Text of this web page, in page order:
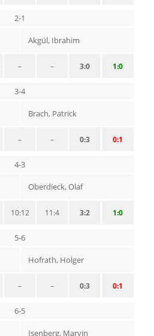
2-1
Akgül, Ibrahim
1:0
3:0
–
–
3-4
Brach, Patrick
0:1
0:3
–
–
4-3
Oberdieck, Olaf
1:0
3:2
11:4
10:12
5-6
Hofrath, Holger
0:1
0:3
–
–
6-5
Isenberg, Marvin